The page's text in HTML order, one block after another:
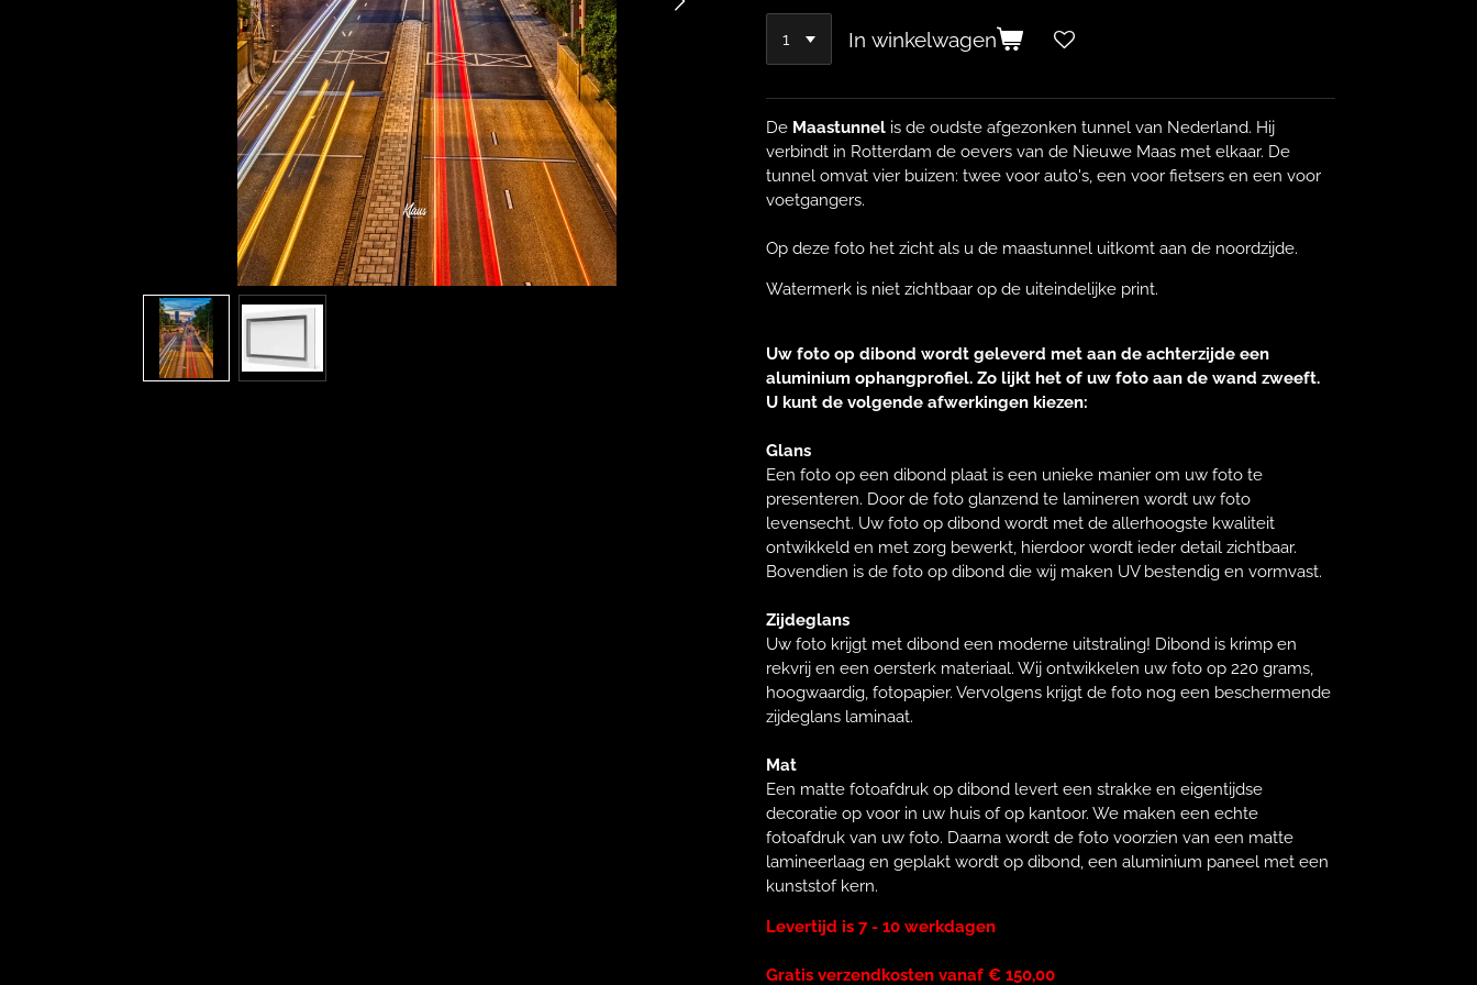
In winkelwagen
De Maastunnel is de oudste afgezonken tunnel van Nederland. Hij
verbindt in Rotterdam de oevers van de Nieuwe Maas met elkaar. De
tunnel omvat vier buizen: twee voor auto's, een voor fietsers en een voor
voetgangers.
Op deze foto het zicht als u de maastunnel uitkomt aan de noordzijde.
Watermerk is niet zichtbaar op de uiteindelijke print.
Uw foto op dibond wordt geleverd met aan de achterzijde een
aluminium ophangprofiel. Zo lijkt het of uw foto aan de wand zweeft.
U kunt de volgende afwerkingen kiezen:
Glans
Een foto op een dibond plaat is een unieke manier om uw foto te
presenteren. Door de foto glanzend te lamineren wordt uw foto
levensecht. Uw foto op dibond wordt met de allerhoogste kwaliteit
ontwikkeld en met zorg bewerkt, hierdoor wordt ieder detail zichtbaar.
Bovendien is de foto op dibond die wij maken UV bestendig en vormvast.
Zijdeglans
Uw foto krijgt met dibond een moderne uitstraling! Dibond is krimp en
rekvrij en een oersterk materiaal. Wij ontwikkelen uw foto op 220 grams,
hoogwaardig, fotopapier. Vervolgens krijgt de foto nog een beschermende
zijdeglans laminaat.
Mat
Een matte fotoafdruk op dibond levert een strakke en eigentijdse
decoratie op voor in uw huis of op kantoor. We maken een echte
fotoafdruk van uw foto. Daarna wordt de foto voorzien van een matte
lamineerlaag en geplakt wordt op dibond, een aluminium paneel met een
kunststof kern.
Levertijd is 7 - 10 werkdagen
Gratis verzendkosten vanaf € 150,00